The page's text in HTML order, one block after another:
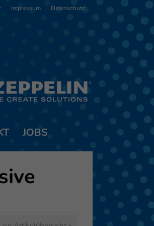
Impressum Datenschutz
JOBS